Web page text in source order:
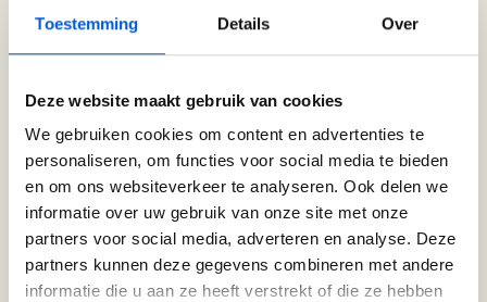
Toestemming Details Over
Deze website maakt gebruik van cookies
We gebruiken cookies om content en advertenties te
personaliseren, om functies voor social media te bieden
en om ons websiteverkeer te analyseren. Ook delen we
informatie over uw gebruik van onze site met onze
partners voor social media, adverteren en analyse. Deze
partners kunnen deze gegevens combineren met andere
informatie die u aan ze heeft verstrekt of die ze hebben
Ik en de Anderen
Inzicht in Ambitie
Jouw Kracht in Culturele Diversiteit
Leiden van Veranderingen
maken van de juiste match. Door ons zorgvuldige
persoon.
Vrijblijvend matchingsgesprek
In een vrijblijvend matchingsgesprek neem je met een van
onze ervaren intermediair de tijd om dieper in te gaan op
jouw coachvraag, doelen en voorkeuren.